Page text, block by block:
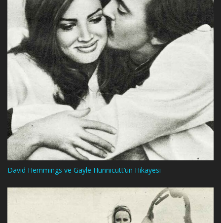
David Hemmings ve Gayle Hunnicutt’un Hikayesi